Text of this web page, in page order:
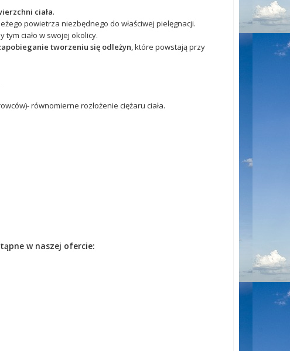
ciała.
powietrza niezbędnego do właściwej pielęgnacji.
tym ciało w swojej okolicy.
tworzeniu się odleżyn,które powstają przy
równomierne rozłożenie ciężaru ciała.
w naszej ofercie: